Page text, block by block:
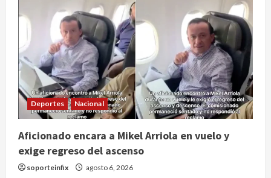
Deportes Nacional
Aficionado encara a Mikel Arriola en vuelo y
exige regreso del ascenso
soporteinfix agosto 6, 2026